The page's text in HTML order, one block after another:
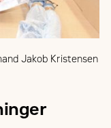
Jakob Kristensen